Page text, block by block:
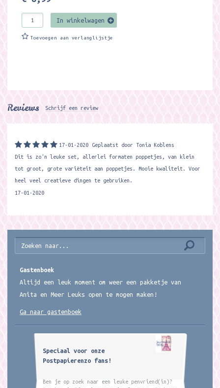
In winkelwagen
Toevoegen aan verlanglijstje
Reviews Schrijf een review
17-01-2020
Geplaatst door Tonia Koblens
Dit is zo'n leuke set, allerlei formaten poppetjes, van klein
tot groot, grote variëteit aan poppetjes. Mooie kwaliteit. Voor
heel veel creatieve dingen te gebruiken.
17-01-2020
Gastenboek
Altijd een leuk moment om weer een pakketje van
Anita en Meer Leuks open te mogen maken!
Ga naar gastenboek
Speciaal voor onze
Postpapierenzo fans!
Ben je op zoek naar een leuke penvriend(in)?